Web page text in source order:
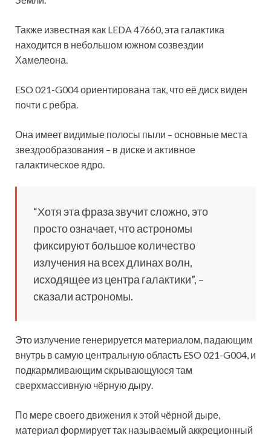
Также известная как LEDA 47660, эта галактика
находится в небольшом южном созвездии
Хамелеона.
ESO 021-G004 ориентирована так, что её диск виден
почти с ребра.
Она имеет видимые полосы пыли – основные места
звездообразования – в диске и активное
галактическое ядро.
“Хотя эта фраза звучит сложно, это
просто означает, что астрономы
фиксируют большое количество
излучения на всех длинах волн,
исходящее из центра галактики”, –
сказали астрономы.
Это излучение генерируется материалом, падающим
внутрь в самую центральную область ESO 021-G004, и
подкармливающим скрывающуюся там
сверхмассивную чёрную дыру.
По мере своего движения к этой чёрной дыре,
материал формирует так называемый аккреционный